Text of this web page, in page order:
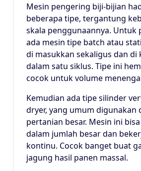
Mesin pengering biji-bijian
beberapa tipe, tergantung
skala penggunaannya. Untuk
ada mesin tipe batch atau
di masukkan sekaligus dan di
dalam satu siklus. Tipe ini
cocok untuk volume
Kemudian ada tipe silinder
dryer, yang umum digunakan
pertanian besar. Mesin ini
dalam jumlah besar dan
kontinu. Cocok banget buat
jagung hasil panen massal.